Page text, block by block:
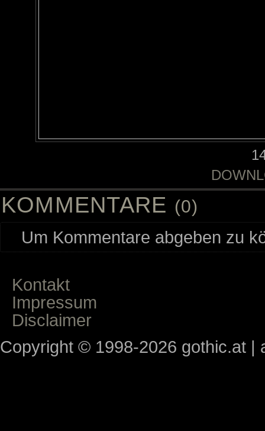
KOMMENTARE (0)
Um Kommentare abgeben zu
Kontakt
Impressum
Disclaimer
Copyright © 1998-2026 gothic.at |